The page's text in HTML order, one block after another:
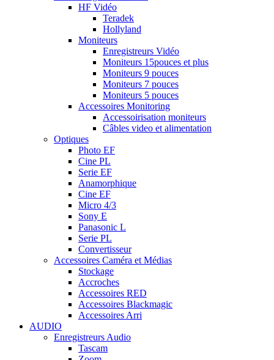
HF Vidéo
Teradek
Hollyland
Moniteurs
Enregistreurs Vidéo
Moniteurs 15pouces et plus
Moniteurs 9 pouces
Moniteurs 7 pouces
Moniteurs 5 pouces
Accessoires Monitoring
Accessoirisation moniteurs
Câbles video et alimentation
Optiques
Photo EF
Cine PL
Serie EF
Anamorphique
Cine EF
Micro 4/3
Sony E
Panasonic L
Serie PL
Convertisseur
Accessoires Caméra et Médias
Stockage
Accroches
Accessoires RED
Accessoires Blackmagic
Accessoires Arri
AUDIO
Enregistreurs Audio
Tascam